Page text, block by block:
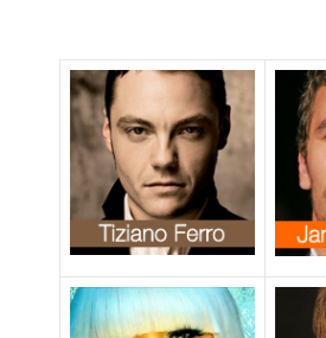
Canterbury per
spiegare le
opinioni sui gay